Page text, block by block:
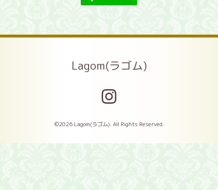
Lagom(ラゴム)
©2026 Lagom(ラゴム). All Rights Reserved.